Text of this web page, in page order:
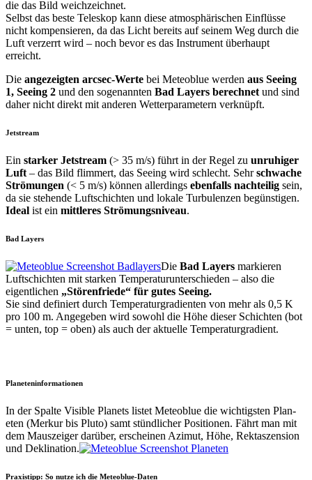
die das Bild weichze­ich­net.
Selb­st das beste Teleskop kann diese atmo­sphärischen Ein­flüsse
nicht kom­pen­sieren, da das Licht bere­its auf seinem Weg durch die
Luft verz­er­rt wird – noch bevor es das Instru­ment über­haupt
erreicht.
Die angezeigten arc­sec-Werte bei Meteoblue wer­den aus See­ing
1, See­ing 2 und den soge­nan­nten Bad Lay­ers berech­netund sind
daher nicht direkt mit anderen Wet­ter­pa­ra­me­tern verknüpft.
Jetstream
Ein stark­er Jet­stream (> 35 m/s) führt in der Regel zu unruhiger
Luft – das Bild flim­mert, das See­ing wird schlecht. Sehrschwache
Strö­mungen (< 5 m/s) kön­nen allerd­ings eben­falls nachteilig sein,
da sie ste­hende Luftschicht­en und lokale Tur­bu­len­zen begün­sti­gen.
Ide­al ist ein mit­tleres Strö­mungsniveau.
Bad Layers
Die Bad Lay­ers markieren
Luftschicht­en mit starken Tem­per­atu­run­ter­schieden – also die
eigentlichen „Stören­friede“ für gutes See­ing.
Sie sind definiert durch Tem­per­atur­gra­di­en­ten von mehr als 0,5 K
pro 100 m. Angegeben wird sowohl die Höhe dieser Schicht­en (bot
= unten, top = oben) als auch der aktuelle Temperaturgradient.
Planeteninformationen
In der Spalte Vis­i­ble Plan­ets lis­tet Meteoblue die wichtig­sten Plan­
eten (Merkur bis Plu­to) samt stündlich­er Posi­tio­nen. Fährt man mit
dem Mauszeiger darüber, erscheinen Azimut, Höhe, Rek­taszen­sion
und Deklination.
Praxistipp: So nutze ich die Meteoblue-Daten